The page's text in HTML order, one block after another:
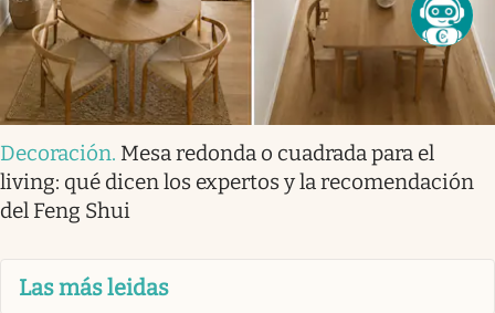
Decoración. Mesa redonda o cuadrada para el
living: qué dicen los expertos y la recomendación
del Feng Shui
Las más leidas